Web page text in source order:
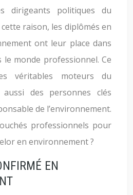
dirigeants politiques du
raison, les diplômés en
ont leur place dans
le monde professionnel. Ce
véritables moteurs du
des personnes clés
de l’environnement.
professionnels pour
en environnement ?
EN